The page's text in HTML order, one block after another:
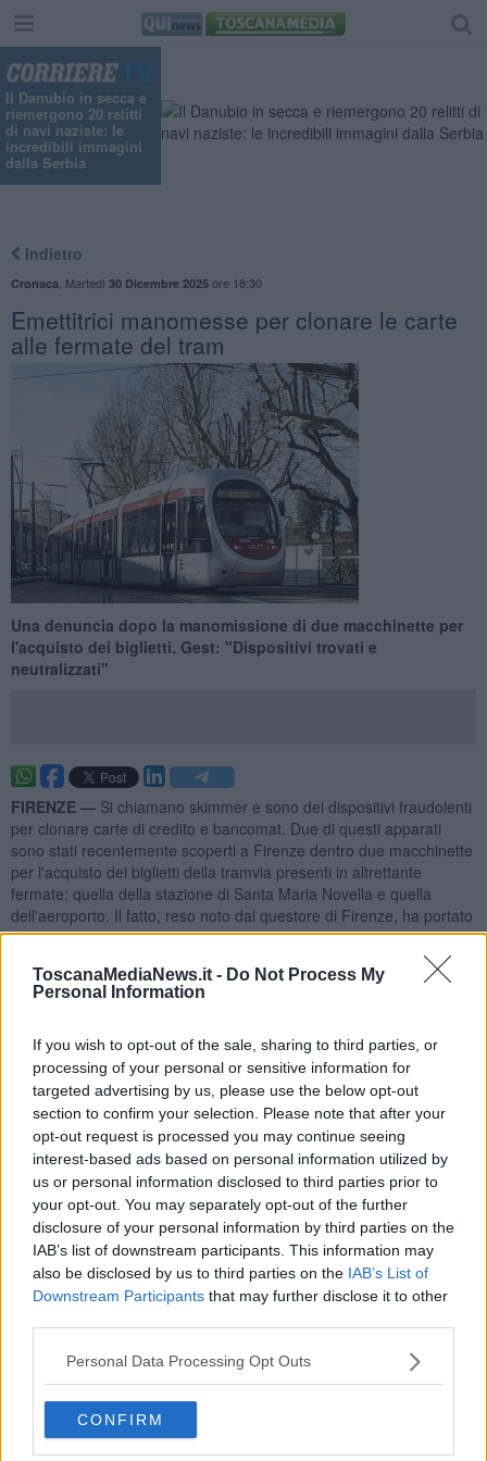
ToscanaMediaNews.it - Do Not Process My
Personal Information
If you wish to opt-out of the sale, sharing to third parties, or
processing of your personal or sensitive information for
targeted advertising by us, please use the below opt-out
section to confirm your selection. Please note that after your
opt-out request is processed you may continue seeing
interest-based ads based on personal information utilized by
us or personal information disclosed to third parties prior to
your opt-out. You may separately opt-out of the further
disclosure of your personal information by third parties on the
IAB’s list of downstream participants. This information may
also be disclosed by us to third parties on the IAB’s List of
Downstream Participants that may further disclose it to other
Personal Data Processing Opt Outs
CONFIRM
Il Danubio in secca e
riemergono 20 relitti
di navi naziste: le
incredibili immagini
dalla Serbia
Indietro
Cronaca Martedì 30 Dicembre 2025ore 18:30
Emettitrici manomesse per clonare le carte
alle fermate del tram
Una denuncia dopo la manomissione di due macchinette per
l'acquisto dei biglietti. Gest: "Dispositivi trovati e
neutralizzati"
FIRENZE — Si chiamano skimmer e sono dei dispositivi fraudolenti
per clonare carte di credito e bancomat. Due di questi apparati
sono stati recentemente scoperti a Firenze dentro due macchinette
per l'acquisto dei biglietti della tramvia presenti in altrettante
fermate: quella della stazione di Santa Maria Novella e quella
dell'aeroporto. Il fatto, reso noto dal questore di Firenze, ha portato
alla denuncia di un uomo, un altro è stato individuato.
Ricevute le prime segnalazioni di truffa, Gest, l'azienda che
gestisce la rete tranviaria cittadina, si è subito attivata sporgendo
stati "trovati e neutralizzati".
"La squadra guidata dal Responsabile Infrastrutture Innovazione e
sviluppo di GestGaetano Zumbo,- si legge in una nota
dell'azienda- ha operato le opportune verifiche tecniche e ha posto
sotto analisi costante gli apparati manomessi, insieme alle forze
dell’ordine e ai tecnici dell’azienda fornitrice, per accertare il tipo di
truffa messo in atto e trovare una soluzione per arrestarla. Il
sistema messo a punto dai malviventi, oltre che danneggiare i
clienti, soprattutto su carte straniere, ha causato decine di migliaia
di euro di danni ad Autolinee Toscane, per la mancata
bigliettazione. Secondo quanto emerso dai tecnici e dalle indagini si
tratterebbe di una tecnologia utilizzata probabilmente per la prima
volta in Europa con nuova modalità wireless, e che è stata arginata
unitamente a quelli di Aep".